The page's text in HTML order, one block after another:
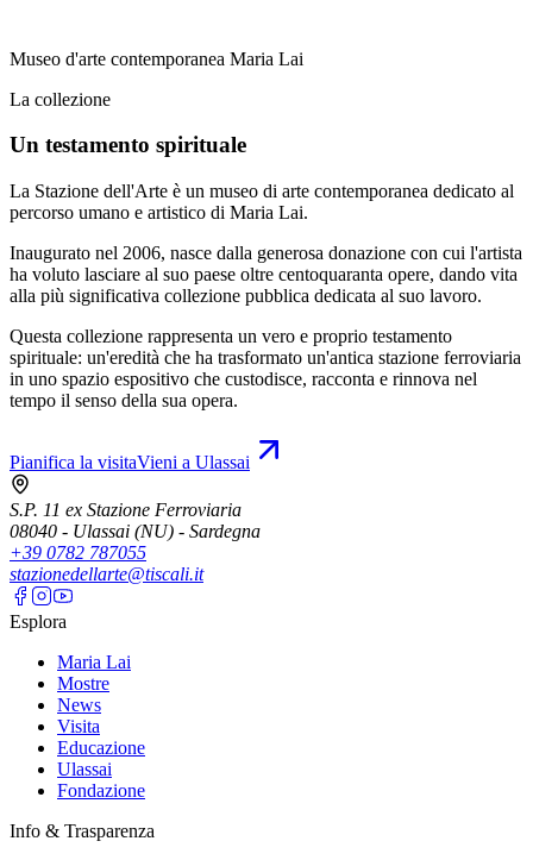
Museo d'arte contemporanea Maria Lai
La collezione
Un testamento spirituale
La Stazione dell'Arte è un museo di arte contemporanea dedicato al
percorso umano e artistico di Maria Lai.
Inaugurato nel 2006, nasce dalla generosa donazione con cui l'artista
ha voluto lasciare al suo paese oltre centoquaranta opere, dando vita
alla più significativa collezione pubblica dedicata al suo lavoro.
Questa collezione rappresenta un vero e proprio testamento
spirituale: un'eredità che ha trasformato un'antica stazione ferroviaria
in uno spazio espositivo che custodisce, racconta e rinnova nel
tempo il senso della sua opera.
Pianifica la visitaVieni a Ulassai
S.P. 11 ex Stazione Ferroviaria
08040 - Ulassai (NU) - Sardegna
+39 0782 787055
stazionedellarte@tiscali.it
Esplora
Maria Lai
Mostre
News
Visita
Educazione
Ulassai
Fondazione
Info & Trasparenza